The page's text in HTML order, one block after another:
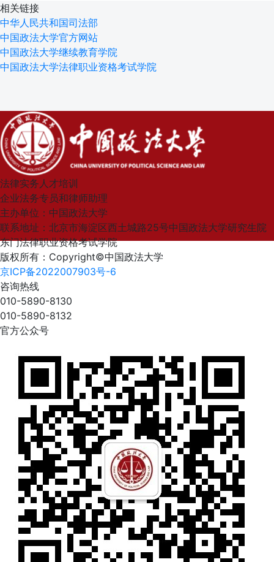
相关链接
中华人民共和国司法部
中国政法大学官方网站
中国政法大学继续教育学院
中国政法大学法律职业资格考试学院
法律实务人才培训
企业法务专员和律师助理
主办单位：中国政法大学
联系地址：北京市海淀区西土城路25号中国政法大学研究生院
东门法律职业资格考试学院
版权所有：Copyright©中国政法大学
京ICP备2022007903号-6
咨询热线
010-5890-8130
010-5890-8132
官方公众号